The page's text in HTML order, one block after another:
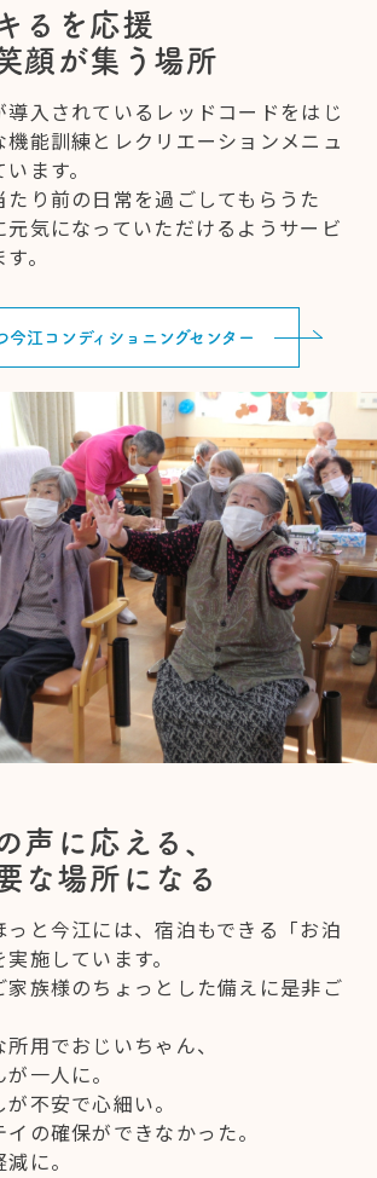
るを応援
顔が集う場所
導入されているレッドコードをはじ
機能訓練とレクリエーションメニュ
ます。
たり前の日常を過ごしてもらうた
元気になっていただけるようサービ
。
今江コンディショニングセンター
声に応える、
な場所になる
っと今江には、宿泊もできる「お泊
施しています。
家族様のちょっとした備えに是非ご
用でおじいちゃん、
一人に。
不安で心細い。
の確保ができなかった。
に。